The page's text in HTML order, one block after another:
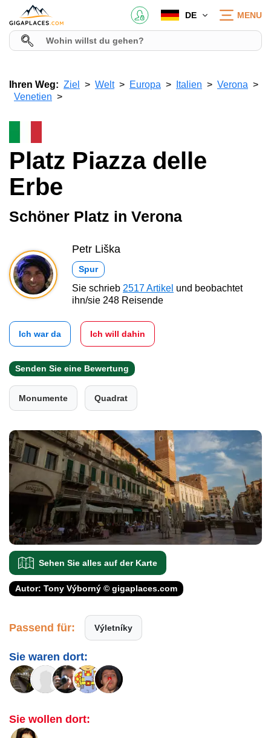
DE MENU
Ihren Weg: Ziel Welt Europa Italien
Verona
Venetien
Platz Piazza delle
Erbe
Schöner Platz in Verona
Petr Liška
Spur
Sie schrieb 2517 Artikel und beobachtet
ihn/sie 248 Reisende
Ich war da Ich will dahin
Senden Sie eine Bewertung
Monumente Quadrat
Sehen Sie alles auf der Karte
Autor: Tony Výborný © gigaplaces.com
Passend für: Výletníky
Sie waren dort:
Sie wollen dort: